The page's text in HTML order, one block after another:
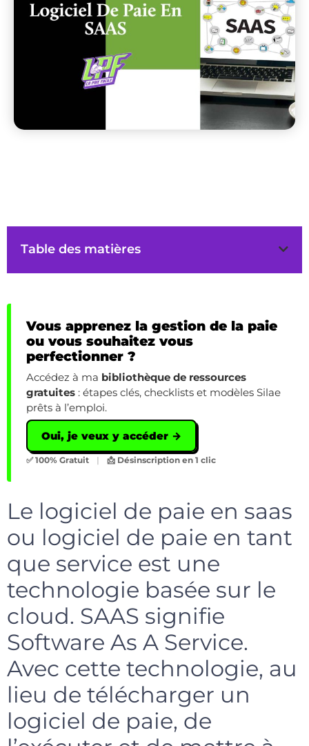
Table des matières
Vous apprenez la gestion de la paie
ou vous souhaitez vous
perfectionner ?
Accédez à ma bibliothèque de ressources
gratuites : étapes clés, checklists et modèles Silae
prêts à l’emploi.
Oui, je veux y accéder →
✅ 100% Gratuit | 📩 Désinscription en 1 clic
Le logiciel de paie en saas
ou logiciel de paie en tant
que service est une
technologie basée sur le
cloud. SAAS signifie
Software As A Service.
Avec cette technologie, au
lieu de télécharger un
logiciel de paie, de